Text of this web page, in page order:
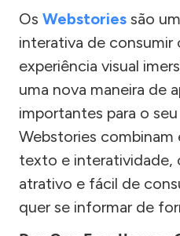
Os Webstories são
interativa de
experiência visual
uma nova maneira de
importantes para o
Webstories combinam
texto e interatividade,
atrativo e fácil de
quer se informar de